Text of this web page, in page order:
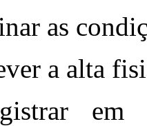
as
a alta
em